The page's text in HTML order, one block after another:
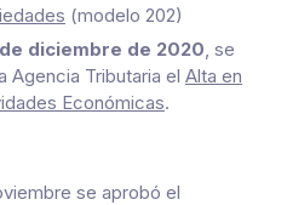
(modelo 202)
de diciembre de 2020 , se
Agencia Tributaria el Alta en
Económicas.
se aprobó el